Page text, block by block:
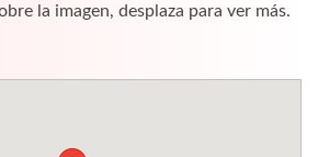
la imagen, desplaza para ver más.